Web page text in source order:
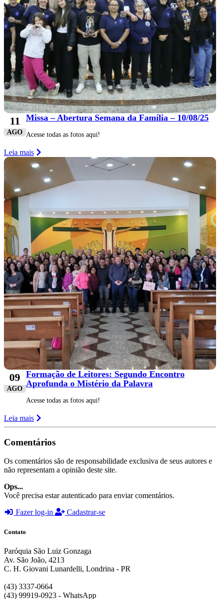
11
AGO
Missa – Abertura Semana da Família – 10/08/25
Acesse todas as fotos aqui!
Leia mais
09
AGO
Formação de Leitores: Segundo Encontro
Aprofunda o Mistério da Palavra
Acesse todas as fotos aqui!
Leia mais
Comentários
Os comentários são de responsabilidade exclusiva de seus autores e
não representam a opinião deste site.
Ops...
Você precisa estar autenticado para enviar comentários.
Fazer log-in
Cadastrar-se
Contato
Paróquia São Luiz Gonzaga
Av. São João, 4213
C. H. Giovani Lunardelli, Londrina - PR
(43) 3337-0664
(43) 99919-0923 - WhatsApp